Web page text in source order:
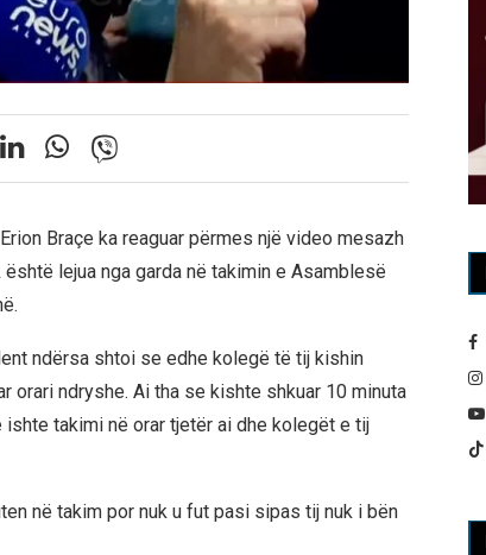
Braçe ka reaguar përmes një video mesazh
lejua nga garda në takimin e Asamblesë
ndërsa shtoi se edhe kolegë të tij kishin
orari ndryshe. Ai tha se kishte shkuar 10 minuta
takimi në orar tjetër ai dhe kolegët e tij
në takim por nuk u fut pasi sipas tij nuk i bën